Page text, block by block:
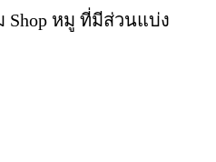
หมู ที่มีส่วนแบ่ง